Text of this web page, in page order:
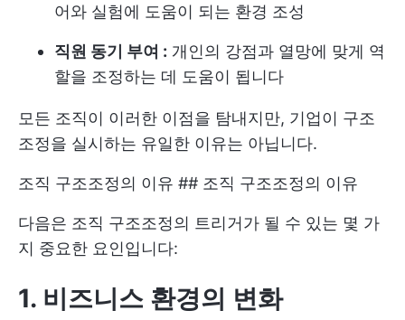
어와 실험에 도움이 되는 환경 조성
직원 동기 부여 : 개인의 강점과 열망에 맞게 역
할을 조정하는 데 도움이 됩니다
모든 조직이 이러한 이점을 탐내지만, 기업이 구조
조정을 실시하는 유일한 이유는 아닙니다.
조직 구조조정의 이유 ## 조직 구조조정의 이유
다음은 조직 구조조정의 트리거가 될 수 있는 몇 가
지 중요한 요인입니다:
1. 비즈니스 환경의 변화